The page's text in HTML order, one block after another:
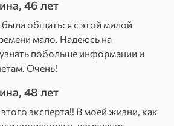
46 лет
общаться с этой милой
мало. Надеюсь на
побольше информации и
Очень!
48 лет
эксперта!! В моей жизни, как